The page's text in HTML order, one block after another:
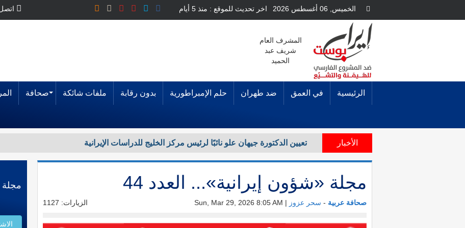
الخميس, 06 أغسطس 2026 اخر تحديث للموقع : منذ 5 أيام اتصل
المشرف العام
شريف عبد
الحميد
الرئيسية في العمق ضد طهران حلم الإمبراطورية بدون رقابة ملفات شائكة صحافة
الأخبار مجلة «شؤون إيرانية» تخصص عددها الـ (59) لتوثيق التجربة الإنسانية لمشروع «مسام» في اليمن
مجلة «شؤون إيرانية»... العدد 44
صحافة عربية - سحر عزوز | Sun, Mar 29, 2026 8:05 AM الزيارات: 1127